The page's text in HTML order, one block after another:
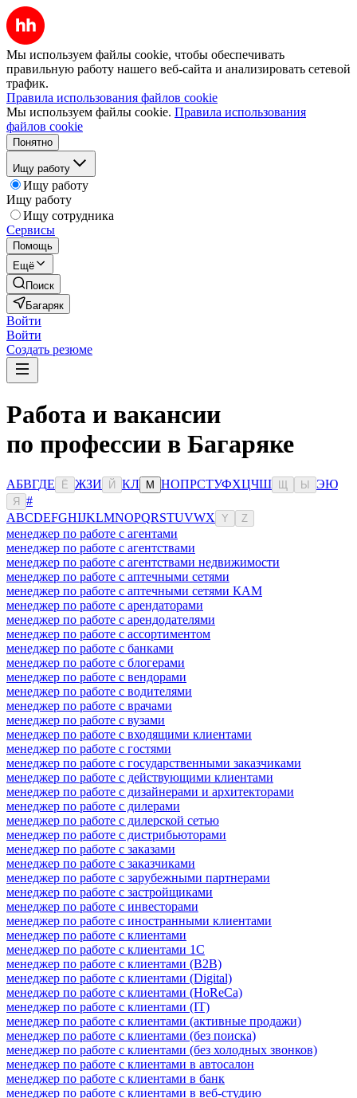
Мы используем файлы cookie, чтобы обеспечивать
правильную работу нашего веб-сайта и анализировать сетевой
трафик.
Правила использования файлов cookie
Мы используем файлы cookie. Правила использования
файлов cookie
Понятно
Ищу работу
Ищу работу
Ищу работу
Ищу сотрудника
Сервисы
Помощь
Ещё
Поиск
Багаряк
Войти
Войти
Создать резюме
Работа и вакансии
по профессии в Багаряке
АБВГДЕ Ё ЖЗИ Й КЛ М НОПРСТУФХЦЧШ Ы ЭЮ
Я
#
ABCDEFGHIJKLMNOPQRSTUVWX Y Z
менеджер по работе с агентами
менеджер по работе с агентствами
менеджер по работе с агентствами недвижимости
менеджер по работе с аптечными сетями
менеджер по работе с аптечными сетями КАМ
менеджер по работе с арендаторами
менеджер по работе с арендодателями
менеджер по работе с ассортиментом
менеджер по работе с банками
менеджер по работе с блогерами
менеджер по работе с вендорами
менеджер по работе с водителями
менеджер по работе с врачами
менеджер по работе с вузами
менеджер по работе с входящими клиентами
менеджер по работе с гостями
менеджер по работе с государственными заказчиками
менеджер по работе с действующими клиентами
менеджер по работе с дизайнерами и архитекторами
менеджер по работе с дилерами
менеджер по работе с дилерской сетью
менеджер по работе с дистрибьюторами
менеджер по работе с заказами
менеджер по работе с заказчиками
менеджер по работе с зарубежными партнерами
менеджер по работе с застройщиками
менеджер по работе с инвесторами
менеджер по работе с иностранными клиентами
менеджер по работе с клиентами
менеджер по работе с клиентами 1С
менеджер по работе с клиентами (B2B)
менеджер по работе с клиентами (Digital)
менеджер по работе с клиентами (HoReCa)
менеджер по работе с клиентами (IT)
менеджер по работе с клиентами (активные продажи)
менеджер по работе с клиентами (без поиска)
менеджер по работе с клиентами (без холодных звонков)
менеджер по работе с клиентами в автосалон
менеджер по работе с клиентами в банк
менеджер по работе с клиентами в веб-студию